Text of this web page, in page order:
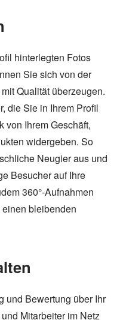
hinterlegten Fotos
Sie sich von der
Qualität überzeugen.
die Sie in Ihrem Profil
von Ihrem Geschäft,
widergeben. So
Neugier aus und
Besucher auf Ihre
360°-Aufnahmen
bleibenden
und Bewertung über Ihr
Mitarbeiter im Netz